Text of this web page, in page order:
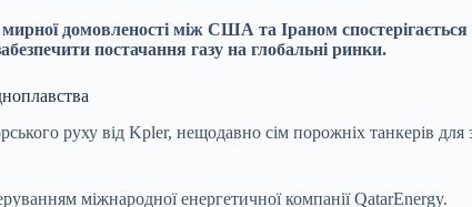
мирної домовленості між США та Іраном
постачання газу на глобальні ринки.
руху від Kpler, нещодавно сім порожніх танкерів
міжнародної енергетичної компанії QatarEnergy.